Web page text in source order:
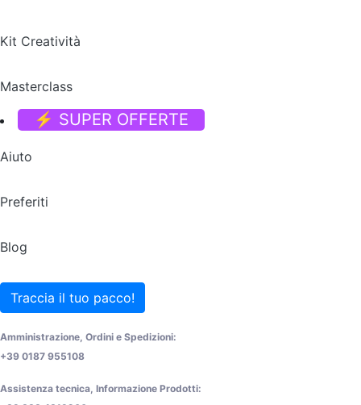
Kit Creatività
Masterclass
⚡ SUPER OFFERTE
Aiuto
Preferiti
Blog
Traccia il tuo pacco!
Amministrazione, Ordini e Spedizioni:
+39 0187 955108
Assistenza tecnica, Informazione Prodotti: